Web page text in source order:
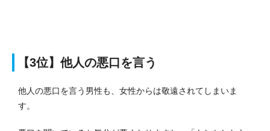
【3位】他人の悪口を言う
他人の悪口を言う男性も、女性からは敬遠されてしまいま
す。